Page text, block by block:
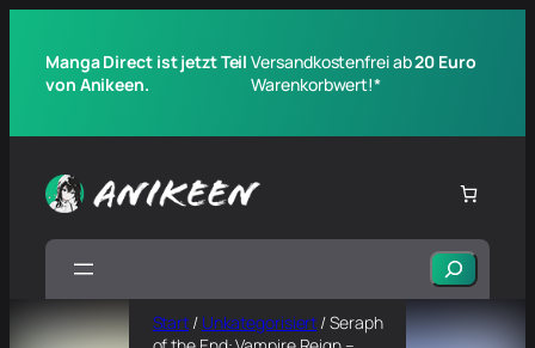
Manga Direct ist jetzt Teil
von Anikeen.
Versandkostenfrei ab20 Euro
Warenkorbwert!*
Suchen
Start / Unkategorisiert / Seraph